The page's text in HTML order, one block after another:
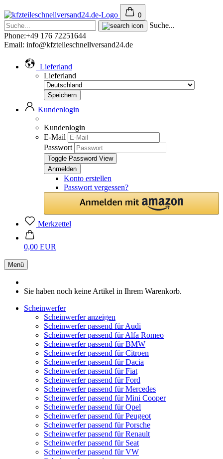
0
Suche...
Phone:+49 176 72251644
Email: info@kfzteileschnellversand24.de
Lieferland
Lieferland
Kundenlogin
Kundenlogin
E-Mail
Passwort
Toggle Password View
Konto erstellen
Passwort vergessen?
Merkzettel
0,00 EUR
Menü
Sie haben noch keine Artikel in Ihrem Warenkorb.
Scheinwerfer
Scheinwerfer anzeigen
Scheinwerfer passend für Audi
Scheinwerfer passend für Alfa Romeo
Scheinwerfer passend für BMW
Scheinwerfer passend für Citroen
Scheinwerfer passend für Dacia
Scheinwerfer passend für Fiat
Scheinwerfer passend für Ford
Scheinwerfer passend für Mercedes
Scheinwerfer passend für Mini Cooper
Scheinwerfer passend für Opel
Scheinwerfer passend für Peugeot
Scheinwerfer passend für Porsche
Scheinwerfer passend für Renault
Scheinwerfer passend für Seat
Scheinwerfer passend für VW